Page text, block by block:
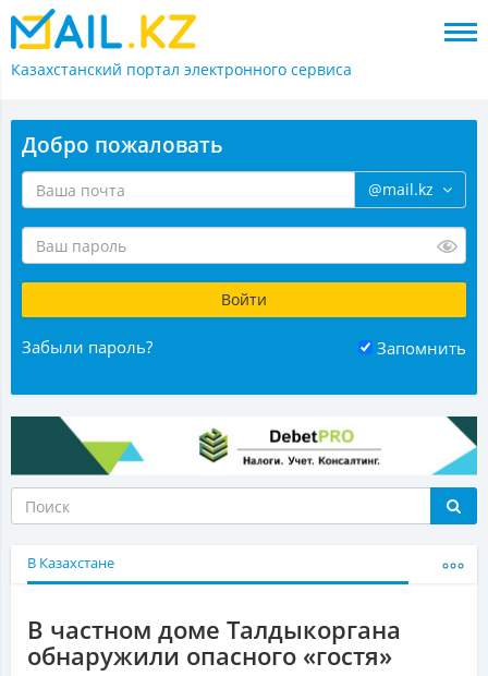
Казахстанский портал электронного сервиса
Добро пожаловать
@mail.kz
Забыли пароль? Запомнить
В Казахстане
В частном доме Талдыкоргана
обнаружили опасного «гостя»